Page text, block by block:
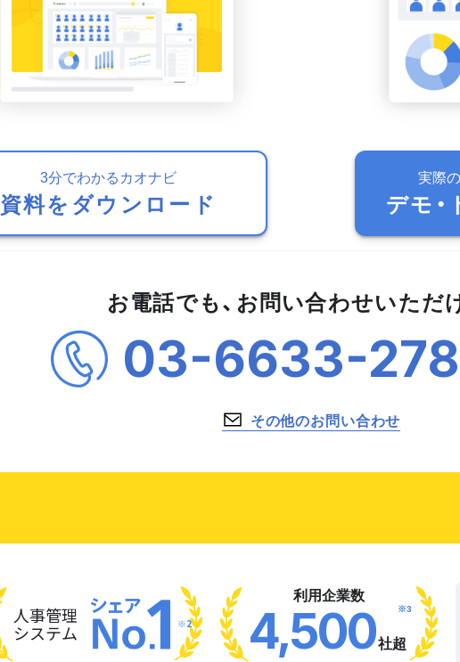
3分でわかるカオナビ
資料をダウンロード
実際
デモ
お電話でも、お問い合わせいただ
03-6633-
その他のお問い合わせ
人事管理
システム ※2
利用企業数
4,500社超
※3